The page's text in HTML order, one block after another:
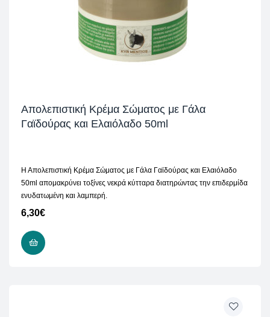
Απολεπιστική Κρέμα Σώματος με Γάλα
Γαϊδούρας και Ελαιόλαδο 50ml
Η Απολεπιστική Κρέμα Σώματος με Γάλα Γαϊδούρας και Ελαιόλαδο
50ml απομακρύνει τοξίνες νεκρά κύτταρα διατηρώντας την επιδερμίδα
ενυδατωμένη και λαμπερή.
6,30€